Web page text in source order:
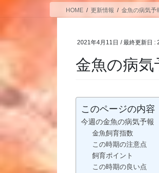
HOME 更新情報 金魚の病気予
2021年4月11日 / 最終更新日 :
金魚の病
このページの内容
今週の金魚の病気予報
金魚飼育指数
この時期の注意点
飼育ポイント
この時期の良い点